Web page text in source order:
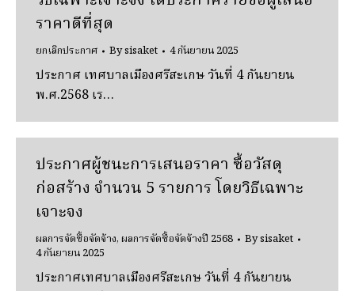
ราคาดีที่สุด
ยกเลิกประกาศ Bysisaket 4 กันยายน 2025
ประกาศ เทศบาลเมืองศรีสะเกษ วันที่ 4 กันยายน
พ.ศ.2568 เร…
ประกาศผู้ชนะการเสนอราคา ซื้อวัสดุ
ก่อสร้าง จํานวน 5 รายการ โดยวิธีเฉพาะ
เจาะจง
ผลการจัดซื้อจัดจ้าง,ผลการจัดซื้อจัดจ้างปี 2568 Bysisaket
4 กันยายน 2025
ประกาศเทศบาลเมืองศรีสะเกษ วันที่ 4 กันยายน